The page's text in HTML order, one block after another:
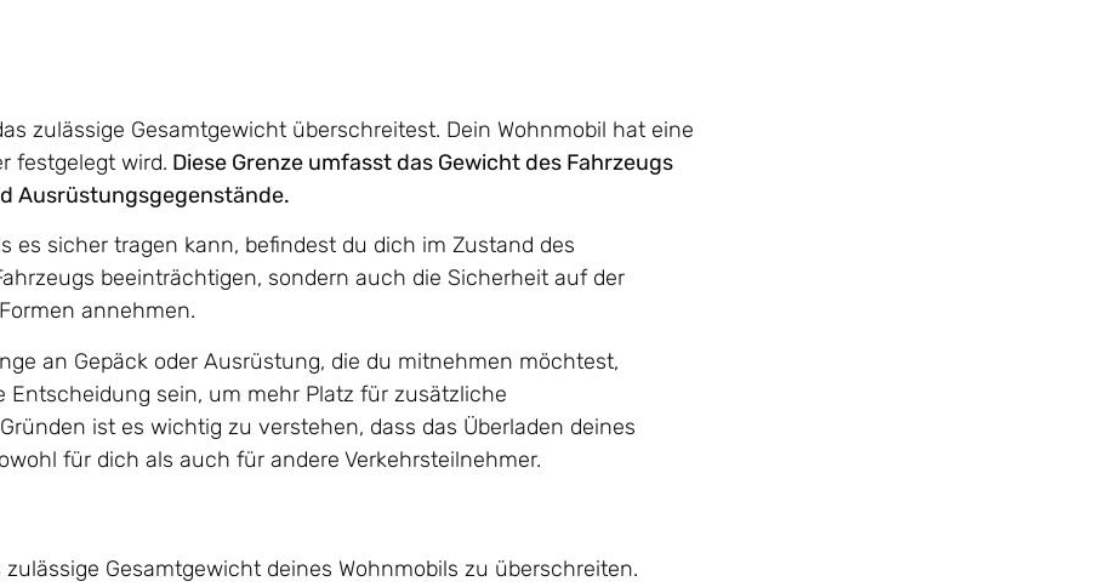
zulässige Gesamtgewicht überschreitest. Dein Wohnmobil hat eine
festgelegt wird. Diese Grenze umfasst das Gewicht des Fahrzeugs
Ausrüstungsgegenstände.
es sicher tragen kann, befindest du dich im Zustand des
beeinträchtigen, sondern auch die Sicherheit auf der
annehmen.
an Gepäck oder Ausrüstung, die du mitnehmen möchtest,
sein, um mehr Platz für zusätzliche
ist es wichtig zu verstehen, dass das Überladen deines
für dich als auch für andere Verkehrsteilnehmer.
Gesamtgewicht deines Wohnmobils zu überschreiten.